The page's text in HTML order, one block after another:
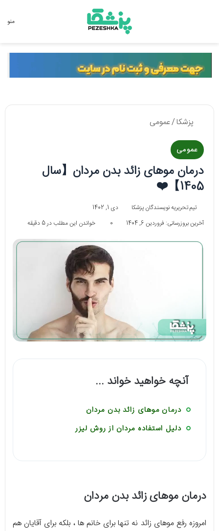
منو
پزشکا/عمومی
عمومی
درمان موهای زائد بدن مردان【سال
1405】❤️
تیم تحریریه نویسندگان پزشکا
دی 1, 1402
آخرین بروزرسانی: فروردین 6, 1404
0 خواندن این مطلب در 5 دقیقه
آنچه خواهید خواند ...
درمان موهای زائد بدن مردان
دلیل استفاده مردان از روش لیزر
درمان موهای زائد بدن مردان
امروزه رفع موهای زائد نه تنها برای خانم ها ، بلکه برای آقایان هم